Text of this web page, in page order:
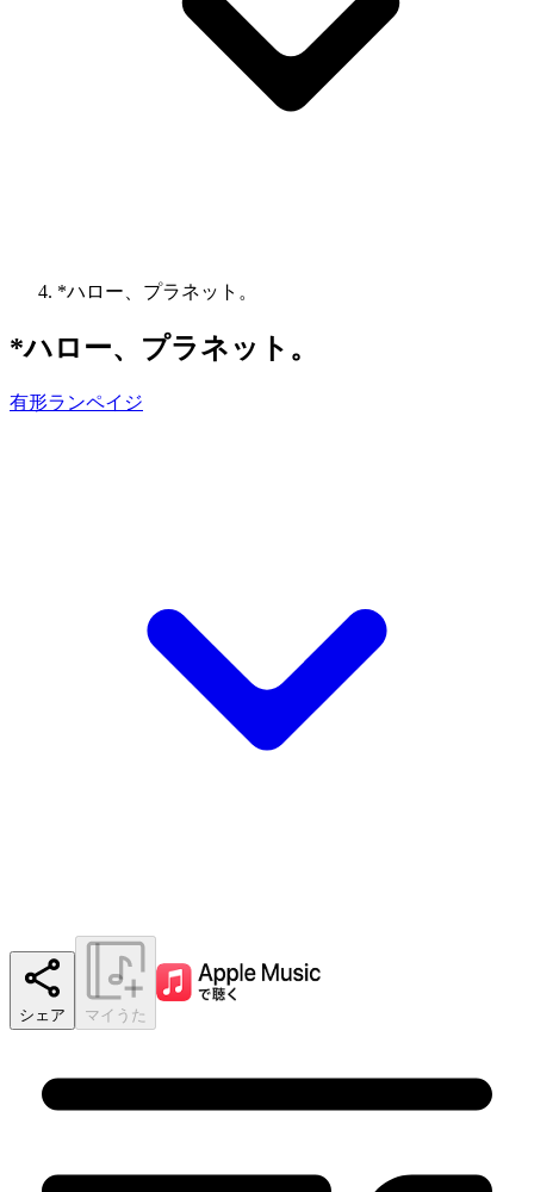
*ハロー、プラネット。
*ハロー、プラネット。
有形ランペイジ
シェア マイうた